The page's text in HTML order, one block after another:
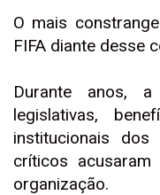
O mais
FIFA diante desse
Durante anos, a
legislativas,
institucionais
críticos
organização.